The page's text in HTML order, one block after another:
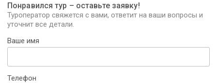
Понравился тур – оставьте заявку!
Туроператор свяжется с вами, ответит на ваши вопросы и
уточнит все детали.
Ваше имя
Телефон